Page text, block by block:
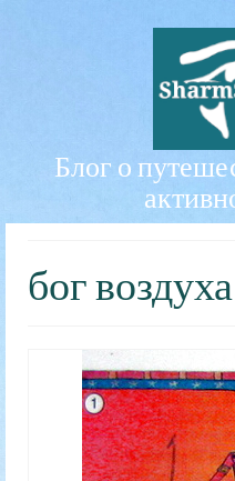
Блог о
бог